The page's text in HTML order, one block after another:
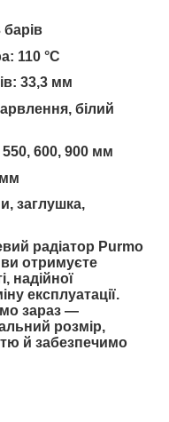
110 °C
33,3 мм
білий
600, 900 мм
заглушка,
радіатор Purmo
отримуєте
надійної
експлуатації.
зараз —
розмір,
й забезпечимо